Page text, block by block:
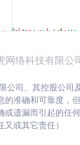
网络科技有限公
公司、其控股公司
准确和可靠度，
遗漏而引起的任
或其它责任）